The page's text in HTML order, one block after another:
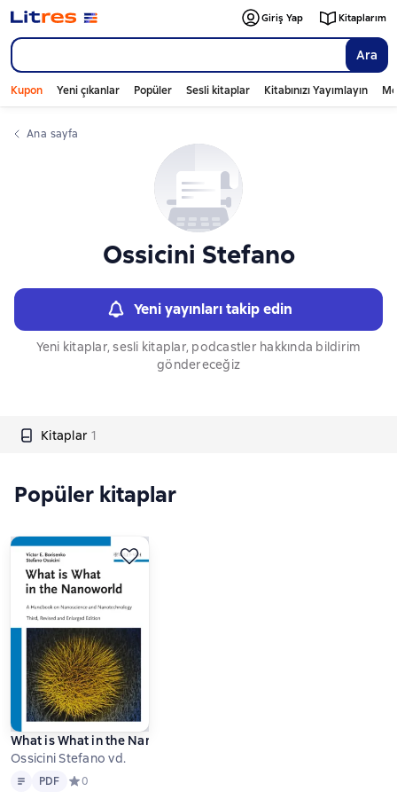
Ara
Giriş Yap Kitaplarım
Kupon Yeni çıkanlar Popüler Sesli kitaplar Kitabınızı Yayımlayın
Ana sayfa
Ossicini Stefano
Yeni yayınları takip edin
Yeni kitaplar, sesli kitaplar, podcastler hakkında bildirim
göndereceğiz
Kitaplar 1
Слайдер с книгами
Popüler kitaplar
What is What in the Nanoworld. A Handbook on Nanoscience
Ossicini Stefano vd.
Metin PDF
PDF Средний рейтинг 0 на основе 0 оценок
0